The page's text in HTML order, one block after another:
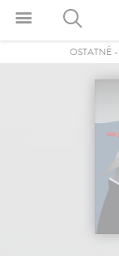
OSTATNÉ -